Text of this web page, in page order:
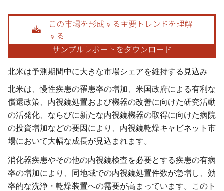
画像 © Mordor Intelligence。再利用にはCC BY 4.0の表示が必要です。
北米は予測期間中に大きな市場シェアを維持する見込み
北米は、慢性疾患の罹患率の増加、米国政府による有利な
償還政策、内視鏡処置および機器の改善に向けた研究活動
の活発化、ならびに新たな内視鏡機器の取得に向けた病院
の投資増加などの要因により、内視鏡乾燥キャビネット市
場において大幅な成長が見込まれます。
消化器疾患やその他の内視鏡検査を必要とする疾患の有病
率の増加により、同地域での内視鏡処置件数が急増し、効
率的な洗浄・乾燥装置への需要が高まっています。このト